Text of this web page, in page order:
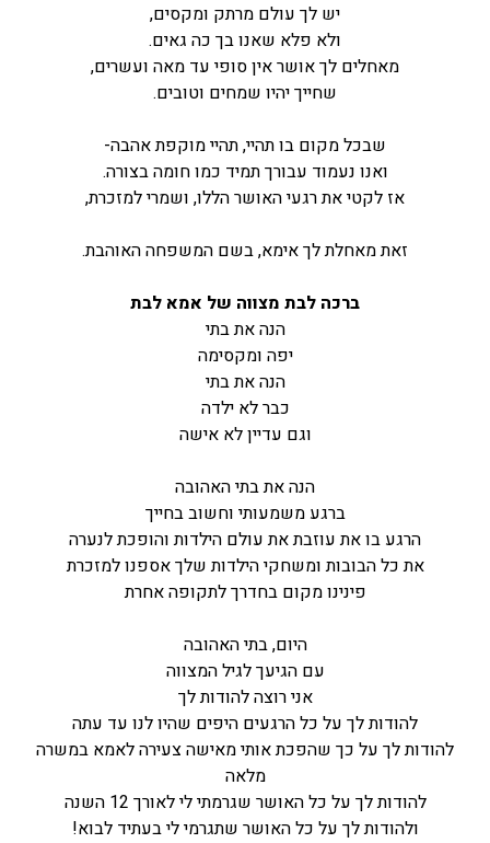
יש לך עולם מרתק ומקסים,
ולא פלא שאנו בך כה גאים.
מאחלים לך אושר אין סופי עד מאה ועשרים,
שחייך יהיו שמחים וטובים.
שבכל מקום בו תהיי, תהיי מוקפת אהבה-
ואנו נעמוד עבורך תמיד כמו חומה בצורה.
אז לקטי את רגעי האושר הללו, ושמרי למזכרת,
זאת מאחלת לך אימא, בשם המשפחה האוהבת.
ברכה לבת מצווה של אמא לבת
הנה את בתי
יפה ומקסימה
הנה את בתי
כבר לא ילדה
וגם עדיין לא אישה
הנה את בתי האהובה
ברגע משמעותי וחשוב בחייך
הרגע בו את עוזבת את עולם הילדות והופכת לנערה
את כל הבובות ומשחקי הילדות שלך אספנו למזכרת
פינינו מקום בחדרך לתקופה אחרת
היום, בתי האהובה
עם הגיעך לגיל המצווה
אני רוצה להודות לך
להודות לך על כל הרגעים היפים שהיו לנו עד עתה
להודות לך על כך שהפכת אותי מאישה צעירה לאמא במשרה
מלאה
להודות לך על כל האושר שגרמתי לי לאורך 12 השנה
ולהודות לך על כל האושר שתגרמי לי בעתיד לבוא!